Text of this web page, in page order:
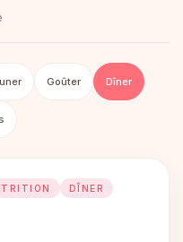
Goûter Dîner
DÎNER